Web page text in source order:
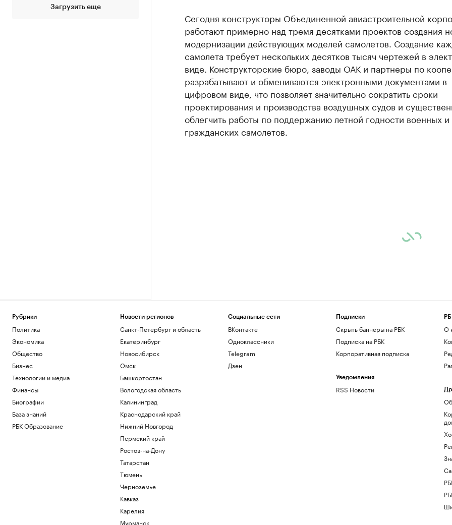
Загрузить еще
Сегодня конструкторы Объединенной авиастроительной
работают примерно над тремя десятками проектов создания
модернизации действующих моделей самолетов. Создание
самолета требует нескольких десятков тысяч чертежей в
виде. Конструкторские бюро, заводы ОАК и партнеры по
разрабатывают и обмениваются электронными документами в
цифровом виде, что позволяет значительно сократить сроки
проектирования и производства воздушных судов и
облегчить работы по поддержанию летной годности военных и
гражданских самолетов.
Рубрики
Политика
Экономика
Общество
Бизнес
Технологии и медиа
Финансы
Биографии
База знаний
РБК Образование
Новости регионов
Санкт-Петербург и область
Екатеринбург
Новосибирск
Омск
Башкортостан
Вологодская область
Калининград
Краснодарский край
Нижний Новгород
Пермский край
Ростов-на-Дону
Татарстан
Тюмень
Черноземье
Кавказ
Карелия
Мурманск
Социальные сети
ВКонтакте
Одноклассники
Telegram
Дзен
Подписки
Скрыть баннеры на РБК
Подписка на РБК
Корпоративная подписка
Уведомления
RSS Новости
О